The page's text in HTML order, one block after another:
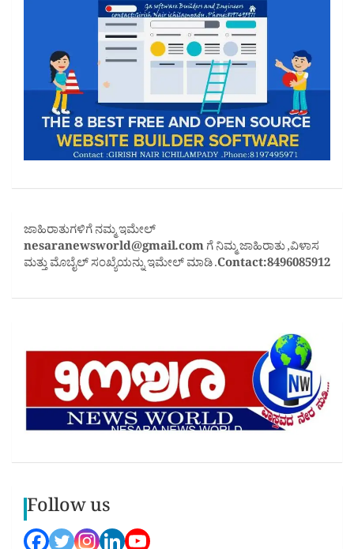
ಜಾಹಿರಾತುಗಳಿಗೆ ನಮ್ಮ ಇಮೇಲ್
nesaranewsworld@gmail.comಗೆ ನಿಮ್ಮ ಜಾಹಿರಾತು ,ವಿಳಾಸ
ಮತ್ತು ಮೊಬೈಲ್ ಸಂಖ್ಯೆಯನ್ನು ಇಮೇಲ್ ಮಾಡಿ .Contact:8496085912
Follow us